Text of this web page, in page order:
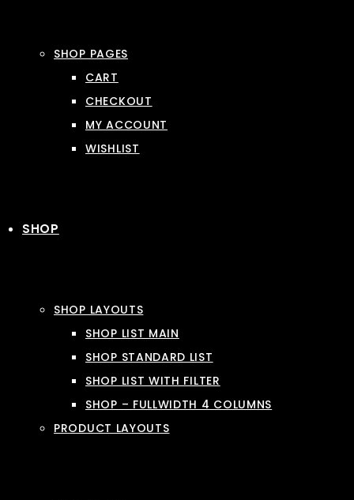
SHOP PAGES
CART
CHECKOUT
MY ACCOUNT
WISHLIST
SHOP
SHOP LAYOUTS
SHOP LIST MAIN
SHOP STANDARD LIST
SHOP LIST WITH FILTER
SHOP – FULLWIDTH 4 COLUMNS
PRODUCT LAYOUTS